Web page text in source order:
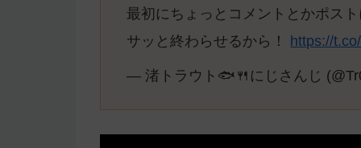
最初にちょっとコメントとかポス
サッと終わらせるから！
https://
— 渚トラウト🐟🍴にじさんじ